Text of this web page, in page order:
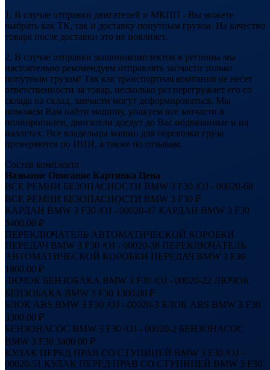
1. В случае отправки двигателей и МКПП - Вы можете
выбрать как ТК, так и доставку попутным грузом. На качество
товара после доставки это не повлияет.
2. В случае отправки машинокомплектов в регионы мы
настоятельно рекомендуем отправлять запчасти только
попутным грузом! Так как транспортная компания не несет
ответственности за товар, несколько раз перегружает его со
склада на склад, запчасти могут деформироваться. Мы
поможем Вам найти машину, упакуем все запчасти в
полипропилен, двигатели доедут до Вас подвязанные и на
паллетах. Все владельцы машин для перевозки груза
проверяются по ИНН, а также по отзывам.
Состав комплекта
Название Описание Картинка Цена
ВСЕ РЕМНИ БЕЗОПАСНОСТИ BMW 3 F30 /OJ - 00020-68
ВСЕ РЕМНИ БЕЗОПАСНОСТИ BMW 3 F30 ₽
КАРДАН BMW 3 F30 /OJ - 00020-47 КАРДАН BMW 3 F30
5400.00 ₽
ПЕРЕКЛЮЧАТЕЛЬ АВТОМАТИЧЕСКОЙ КОРОБКИ
ПЕРЕДАЧ BMW 3 F30 /OJ - 00020-38 ПЕРЕКЛЮЧАТЕЛЬ
АВТОМАТИЧЕСКОЙ КОРОБКИ ПЕРЕДАЧ BMW 3 F30
1800.00 ₽
ЛЮЧОК БЕНЗОБАКА BMW 3 F30 /OJ - 00020-22 ЛЮЧОК
БЕНЗОБАКА BMW 3 F30 1300.00 ₽
БЛОК ABS BMW 3 F30 /OJ - 00020-3 БЛОК ABS BMW 3 F30
3300.00 ₽
БЕНЗОНАСОС BMW 3 F30 /OJ - 00020-2 БЕНЗОНАСОС
BMW 3 F30 3400.00 ₽
КУЛАК ПЕРЕД ПРАВ СО СТУПИЦЕЙ BMW 3 F30 /OJ -
00020-51 КУЛАК ПЕРЕД ПРАВ СО СТУПИЦЕЙ BMW 3 F30